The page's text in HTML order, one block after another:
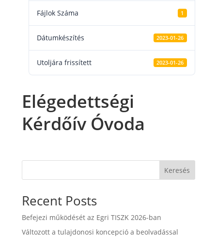
Fájlok Száma 1
Dátumkészítés 2023-01-26
Utoljára frissített 2023-01-26
Elégedettségi
Kérdőív Óvoda
Keresés
Recent Posts
Befejezi működését az Egri TISZK 2026-ban
Változott a tulajdonosi koncepció a beolvadással